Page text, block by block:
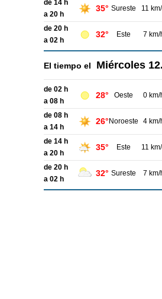
de 14 h
a 20 h
35° Sureste 11
de 20 h
a 02 h
32° Este 7 km/
El tiempo el Miércoles
de 02 h
a 08 h
28° Oeste 0 km/
de 08 h
a 14 h
26° Noroeste 4 km/
de 14 h
a 20 h
35° Este 11
de 20 h
a 02 h
32° Sureste 7 km/